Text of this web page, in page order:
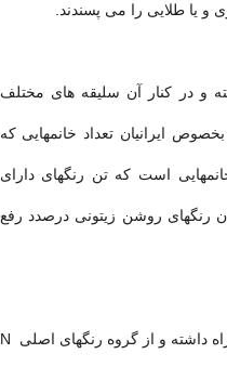
و یا طلایی را می پسندند.
و در کنار آن سلیقه های مختلف
ایرانیان تعداد خانمهایی که
است که تن رنگهای دارای
رنگهای روشن زیتونی درصدد رفع
گاهی اوقات رنگ مو طبیعی ،خود تن قرمزی را به همراه داشته و از گروه رنگهای اصلی N